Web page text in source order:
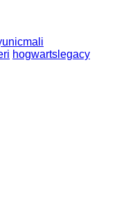
hogwartslegacy